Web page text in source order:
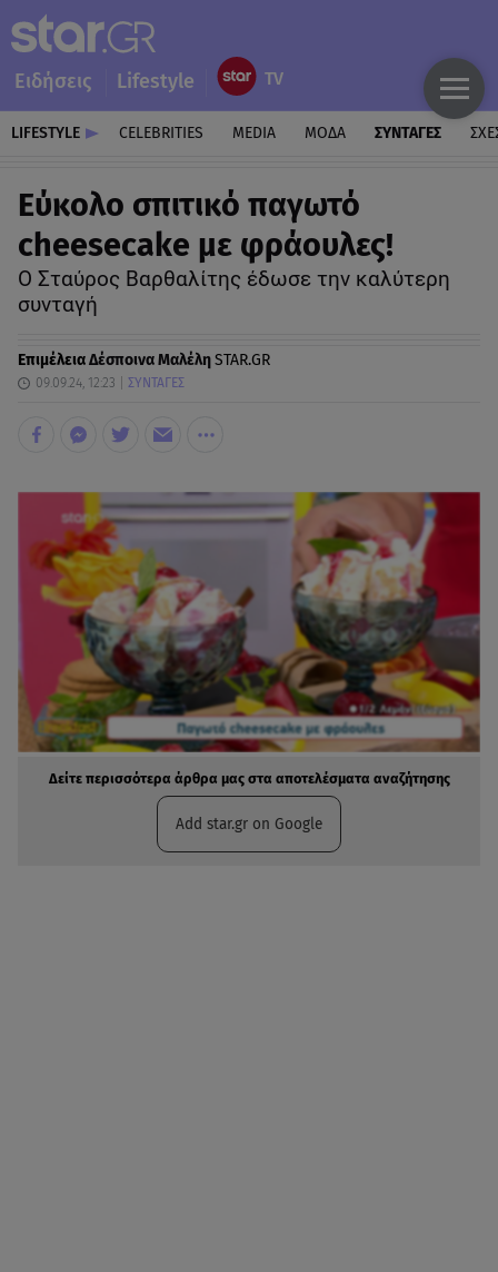
Ειδήσεις Lifestyle
LIFESTYLE CELEBRITIES MEDIA ΜΟΔΑ ΣΥΝΤΑΓΕΣ
Eύκολο σπιτικό παγωτό
cheesecake με φράουλες!
Ο Σταύρος Βαρθαλίτης έδωσε την καλύτερη
συνταγή
ΕπιμέλειαΔέσποινα ΜαλέληSTAR.GR
09.09.24, 12:23 ΣΥΝΤΑΓΕΣ
Δείτε περισσότερα άρθρα μας στα αποτελέσματα αναζήτησης
Add star.gr on Google